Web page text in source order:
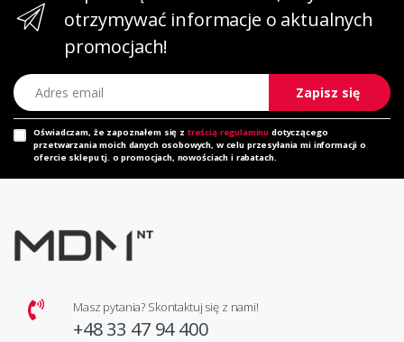
otrzymywać informacje o aktualnych
promocjach!
Adres email
Zapisz się
Oświadczam, że zapoznałem się z treścią regulaminu dotyczącego
przetwarzania moich danych osobowych, w celu przesyłania mi informacji o
ofercie sklepu tj. o promocjach, nowościach i rabatach.
Masz pytania? Skontaktuj się z nami!
+48 33 47 94 400